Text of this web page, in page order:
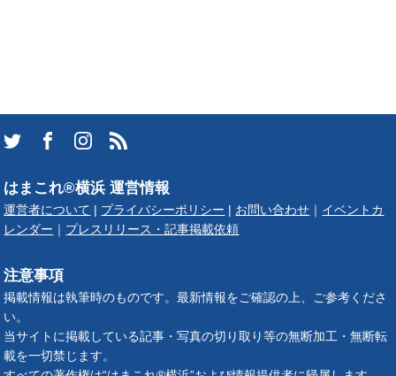
はまこれ®横浜 運営情報
運営者について プライバシーポリシー お問い合わせ
イベントカ
レンダー
プレスリリース・記事掲載依頼
注意事項
掲載情報は執筆時のものです。最新情報をご確認の上、ご参考くださ
い。
当サイトに掲載している記事・写真の切り取り等の無断加工・無断転
載を一切禁じます。